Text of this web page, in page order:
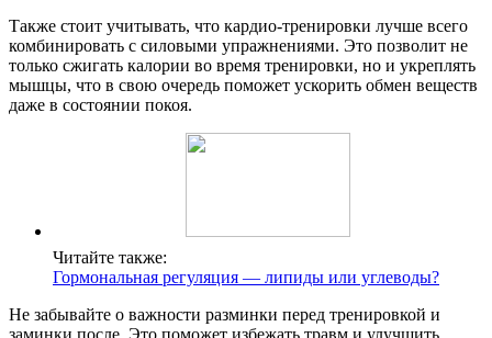
Также стоит учитывать, что кардио-тренировки лучше всего
комбинировать с силовыми упражнениями. Это позволит не
только сжигать калории во время тренировки, но и укреплять
мышцы, что в свою очередь поможет ускорить обмен веществ
даже в состоянии покоя.
Читайте также:
Гормональная регуляция — липиды или углеводы?
Не забывайте о важности разминки перед тренировкой и